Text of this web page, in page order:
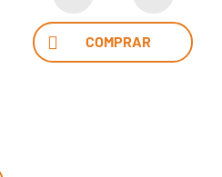
COMPRAR